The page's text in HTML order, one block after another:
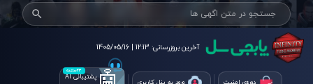
آخرین بروزرسانی: 12:13 | 1405/05/16
۲۴ساعته
پشتیبانی AI